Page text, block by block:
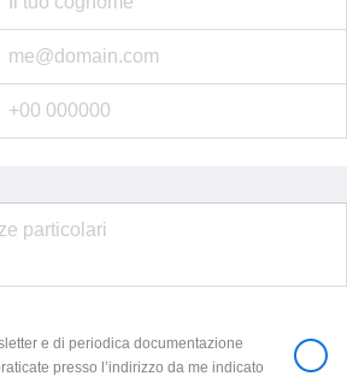
e di periodica documentazione
presso l’indirizzo da me indicato